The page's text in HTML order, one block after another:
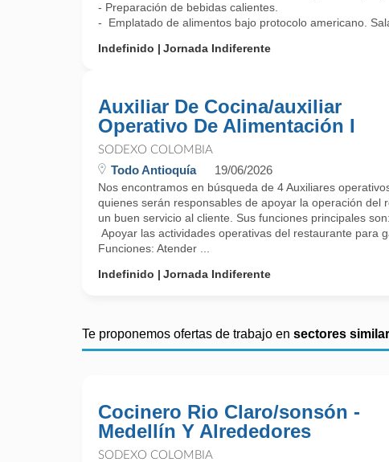
- Preparación de bebidas calientes.
- Emplatado de alimentos bajo protocolo americano.
Indefinido
Jornada Indiferente
Auxiliar De Cocina/auxiliar
Operativo De Alimentación I
SODEXO COLOMBIA
Todo Antioquía 19/06/2026
Nos encontramos en búsqueda de 4 Auxiliares
quienes serán responsables de apoyar la operación del
un buen servicio al cliente. Sus funciones principales
Apoyar las actividades operativas del restaurante para
Funciones: Atender ...
Indefinido
Jornada Indiferente
Te proponemos ofertas de trabajo en sectores
Cocinero Rio Claro/sonsón -
Medellín Y Alrededores
SODEXO COLOMBIA